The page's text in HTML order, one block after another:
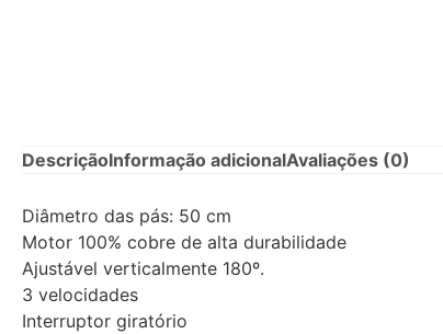
DescriçãoInformação adicionalAvaliações (0)
Diâmetro das pás: 50 cm
Motor 100% cobre de alta durabilidade
Ajustável verticalmente 180º.
3 velocidades
Interruptor giratório